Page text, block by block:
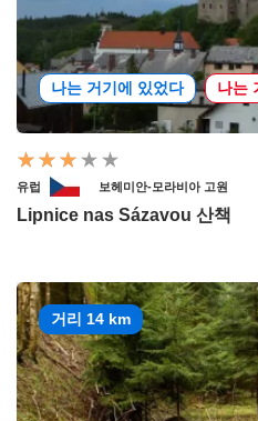
나는 거기에 있었다 나는
유럽 보헤미안-모라비아 고원
Lipnice nas Sázavou 산책
거리 14 km